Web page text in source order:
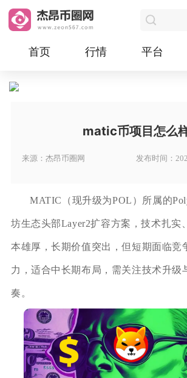
首页 行情 平台
matic币项目怎么
来源：杰昂币圈网 发布时间：
MATIC（现升级为POL）所属的
坊生态头部Layer2扩容方案，技术扎实
本雄厚，长期价值突出，但短期面临竞
力，适合中长期布局，需关注技术升级
奏。